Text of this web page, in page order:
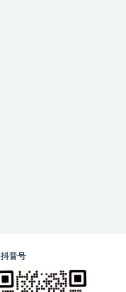
抖音号